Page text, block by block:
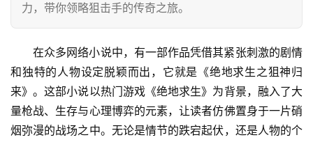
力，带你领略狙击手的传奇之旅。
在众多网络小说中，有一部作品凭借其紧张刺激的剧情
和独特的人物设定脱颖而出，它就是《绝地求生之狙神归
来》。这部小说以热门游戏《绝地求生》为背景，融入了大
量枪战、生存与心理博弈的元素，让读者仿佛置身于一片硝
烟弥漫的战场之中。无论是情节的跌宕起伏，还是人物的个